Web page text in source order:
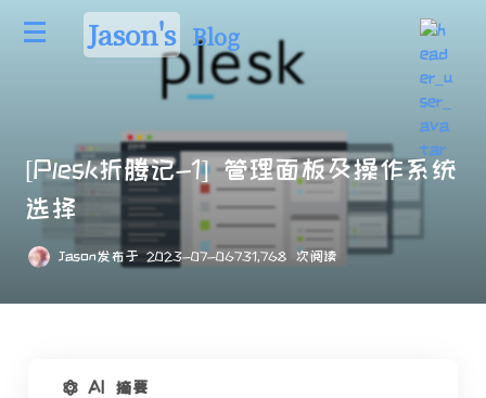
Jason's Blog
[Plesk折腾记-1] 管理面板及操作系统
选择
Jason发布于 2023-07-06731,768 次阅读
AI 摘要